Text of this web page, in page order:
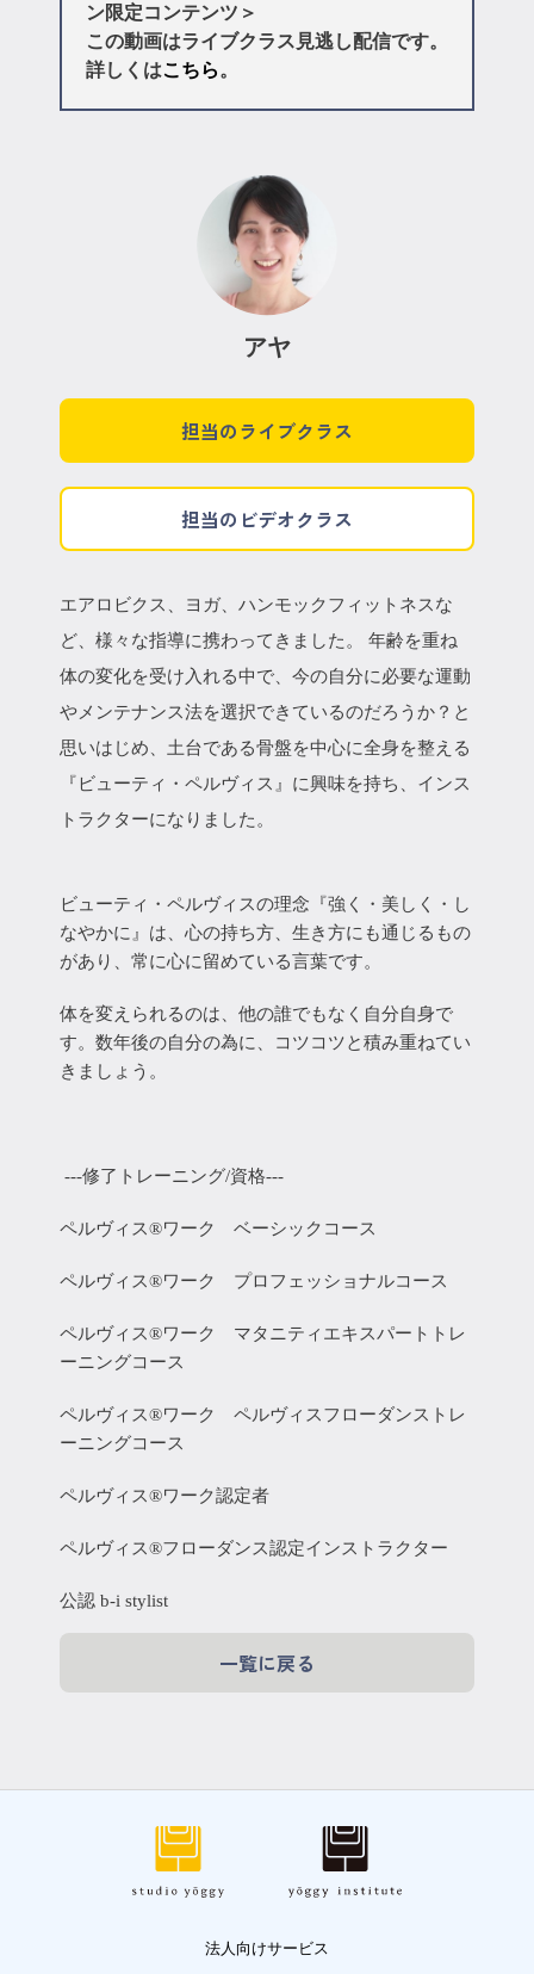
ン限定コンテンツ＞
この動画はライブクラス見逃し配信です。
詳しくはこちら。
アヤ
担当のライブクラス
担当のビデオクラス
エアロビクス、ヨガ、ハンモックフィットネスな
ど、様々な指導に携わってきました。 年齢を重ね
体の変化を受け入れる中で、今の自分に必要な運動
やメンテナンス法を選択できているのだろうか？と
思いはじめ、土台である骨盤を中心に全身を整える
『ビューティ・ペルヴィス』に興味を持ち、インス
トラクターになりました。
ビューティ・ペルヴィスの理念『強く・美しく・し
なやかに』は、心の持ち方、生き方にも通じるもの
があり、常に心に留めている言葉です。
体を変えられるのは、他の誰でもなく自分自身で
す。数年後の自分の為に、コツコツと積み重ねてい
きましょう。
---修了トレーニング/資格---
ペルヴィス®ワーク ベーシックコース
ペルヴィス®ワーク プロフェッショナルコース
ペルヴィス®ワーク マタニティエキスパートトレ
ーニングコース
ペルヴィス®ワーク ペルヴィスフローダンストレ
ーニングコース
ペルヴィス®ワーク認定者
ペルヴィス®フローダンス認定インストラクター
公認 b-i stylist
一覧に戻る
法人向けサービス